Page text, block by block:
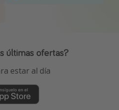
últimas ofertas?
estar al día